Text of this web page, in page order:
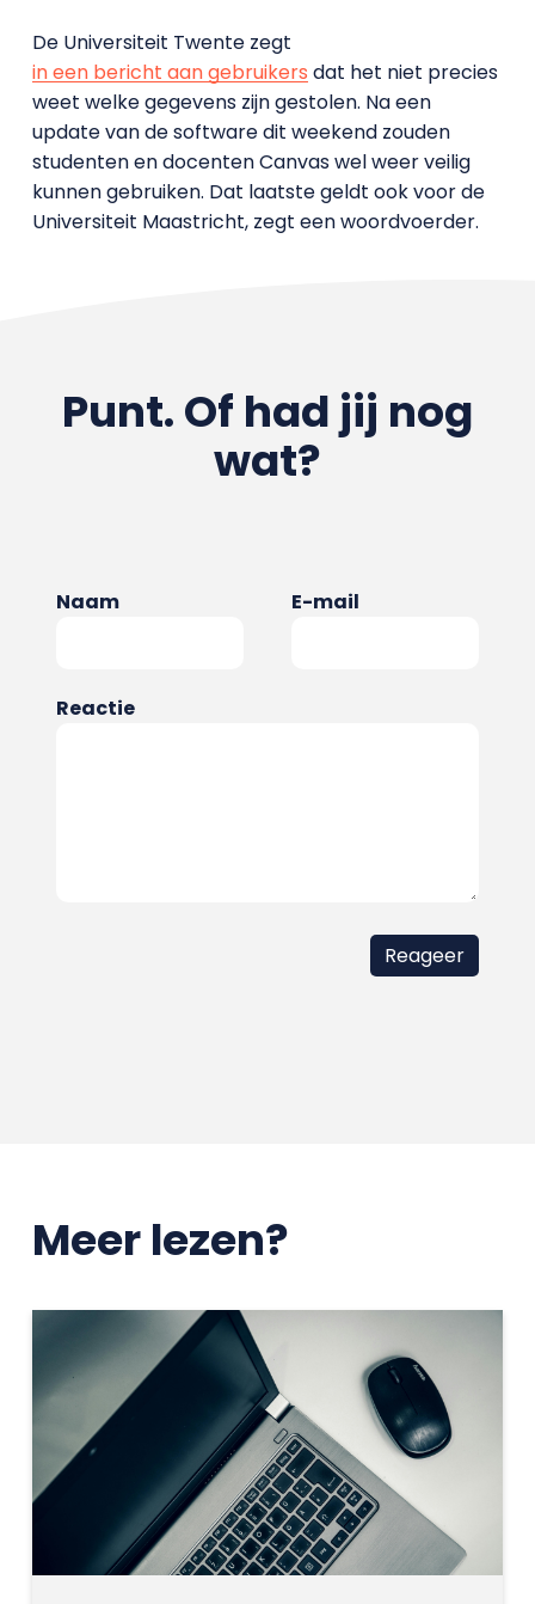
De Universiteit Twente zegt
in een bericht aan gebruikers dat het niet precies
weet welke gegevens zijn gestolen. Na een
update van de software dit weekend zouden
studenten en docenten Canvas wel weer veilig
kunnen gebruiken. Dat laatste geldt ook voor de
Universiteit Maastricht, zegt een woordvoerder.
Punt. Of had jij nog
wat?
Naam E-mail
Reactie
Meer lezen?